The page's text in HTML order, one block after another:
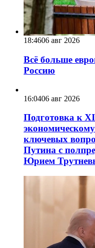
18:4606 авг 2026
Всё больше
Россию
16:0406 авг 2026
Подготовка к
ключевых
Путина с
Юрием